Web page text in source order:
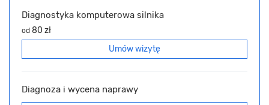
Diagnostyka komputerowa silnika
od 80 zł
Umów wizytę
Diagnoza i wycena naprawy